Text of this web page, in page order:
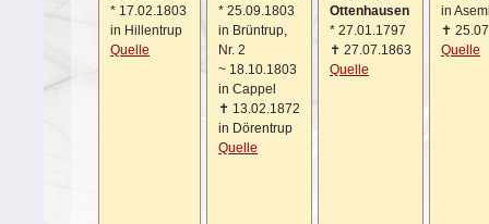
* 17.02.1803
in Hillentrup
Quelle
* 25.09.1803
in Brüntrup,
Nr. 2
~ 18.10.1803
in Cappel
✝ 13.02.1872
in Dörentrup
Quelle
Ottenhausen
* 27.01.1797
✝ 27.07.1863
Quelle
in
✝
Quelle